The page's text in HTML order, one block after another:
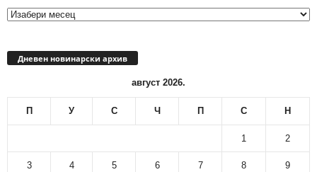
Дневен новинарски архив
август 2026.
П У С Ч П С Н
1 2
3 4 5 6 7 8 9